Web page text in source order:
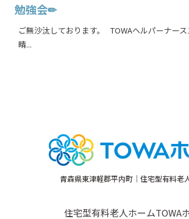
勉強会✏
ご無沙汰しております。 TOWAヘルパーナース
晴...
青森県東津軽郡平内町｜住宅型有料老
住宅型有料老人ホームTOWA